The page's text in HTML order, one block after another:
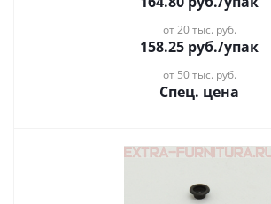
от 20 тыс. руб.
158.25 руб./упак
от 50 тыс. руб.
Спец. цена